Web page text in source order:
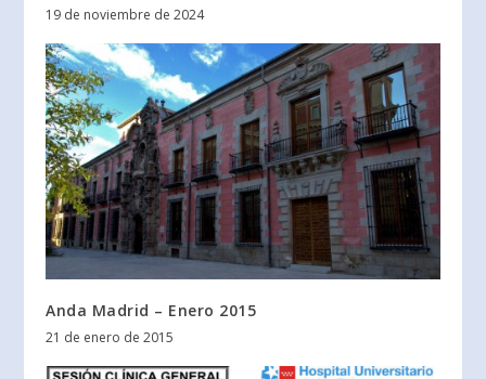
19 de noviembre de 2024
Anda Madrid – Enero 2015
21 de enero de 2015